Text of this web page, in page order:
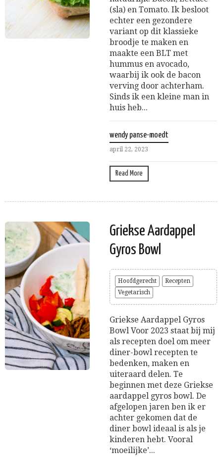
(sla) en Tomato. Ik besloot
echter een gezondere
variant op dit klassieke
broodje te maken en
maakte een BLT met
hummus en avocado,
waarbij ik ook de bacon
verving door achterham.
Sinds ik een kleine man in
huis heb...
wendy panse-moedt
april 22, 2023
Read More
Griekse Aardappel
Gyros Bowl
Hoofdgerecht
Recepten
Vegetarisch
Griekse Aardappel Gyros
Bowl Voor 2023 staat bij mij
als recepten doel om meer
diner-bowl recepten te
bedenken, maken en
uiteraard delen. Te
beginnen met deze Griekse
aardappel gyros bowl. De
afgelopen jaren ben ik er
achter gekomen dat de
diner bowl ideaal is als je
kinderen hebt. Vooral
‘moeilijke’...